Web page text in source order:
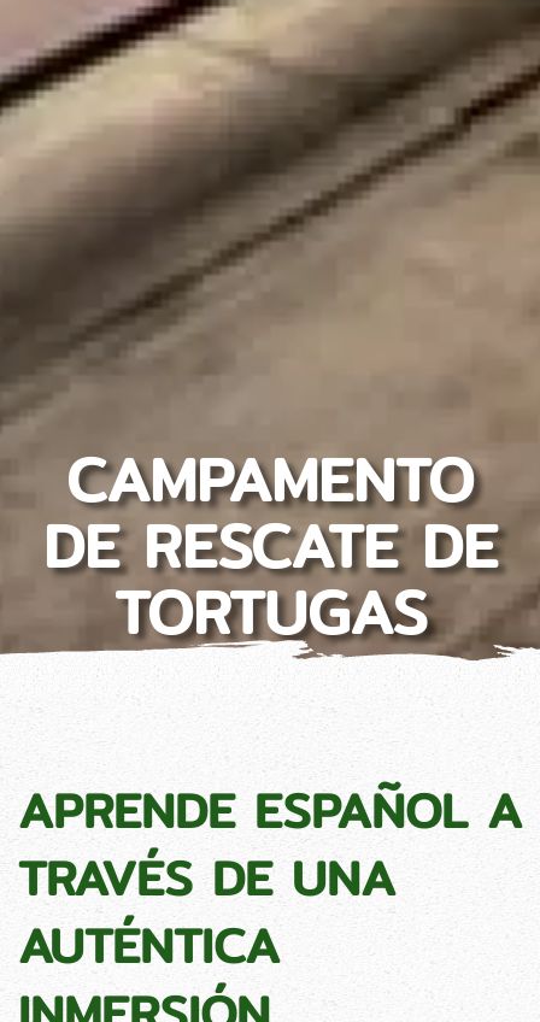
CAMPAMENTO
DE RESCATE DE
TORTUGAS
APRENDE ESPAÑOL A
TRAVÉS DE UNA
AUTÉNTICA